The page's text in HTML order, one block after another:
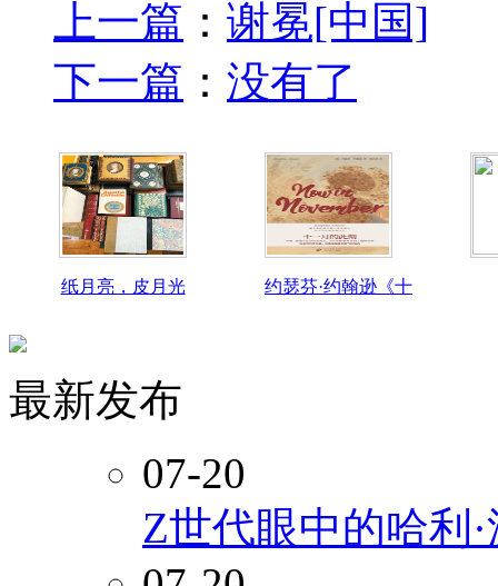
上一篇 ： 谢冕[中国]
下一篇 ： 没有了
纸月亮，皮月光 约瑟芬·约翰逊《十
最新发布
07-20
Z世代眼中的哈利